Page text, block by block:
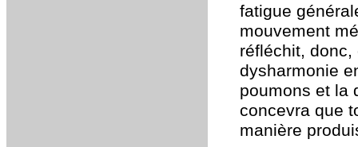
fatigue
mouvement
réfléchit,
dysharmonie
poumons et la
concevra que
manière